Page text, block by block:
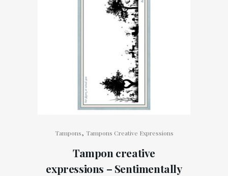
Tampons, Tampons Creative Expressions
Tampon creative
expressions – Sentimentally